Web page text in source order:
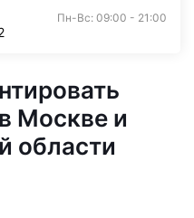
Пн-Вс: 09:00 - 21:00
Москве и
области